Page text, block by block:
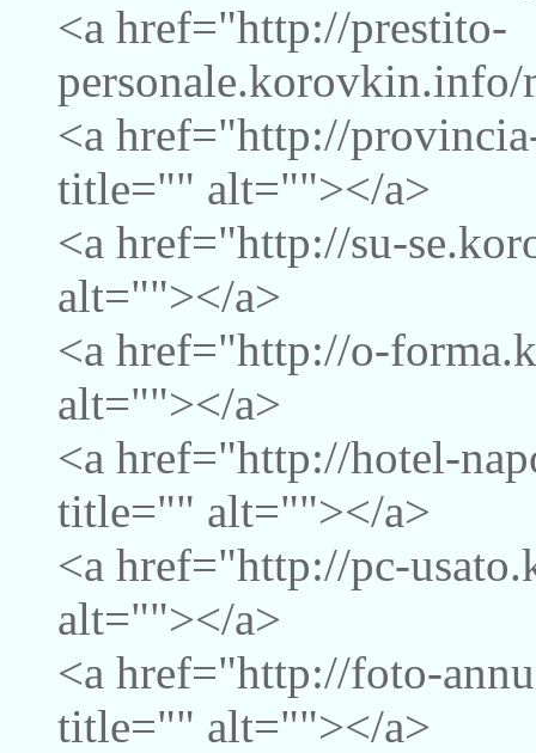
<a href="http://prestito-
<a href="http://
title="" alt=""></a>
<a href="http://su-
alt=""></a>
<a href="http://o-
alt=""></a>
<a href="http://hotel-
title="" alt=""></a>
<a href="http://pc-
alt=""></a>
<a href="http://foto-
title="" alt=""></a>